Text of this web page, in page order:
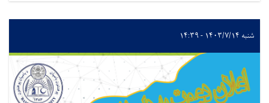
شنبه ۱۴۰۳/۷/۱۴ - ۱۴:۳۹